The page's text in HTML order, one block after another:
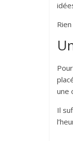
une
Il